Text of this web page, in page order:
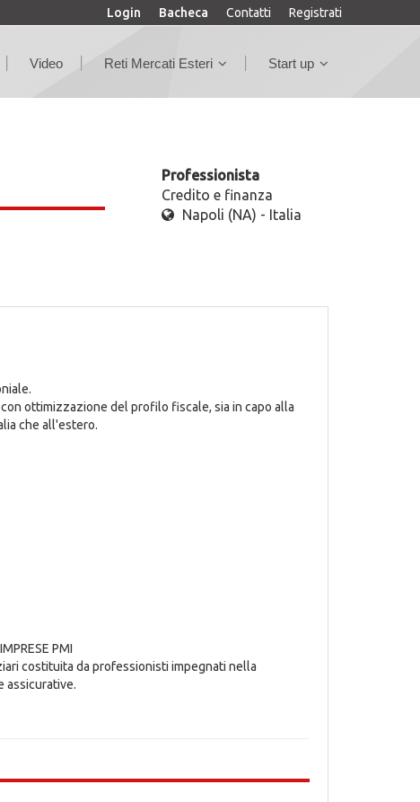
Login Bacheca Contatti Registrati
Video Reti Mercati Esteri Start up
Professionista
Credito e finanza
Napoli (NA) - Italia
ottimizzazione del profilo fiscale, sia in capo alla
che all'estero.
PMI
costituita da professionisti impegnati nella
assicurative.